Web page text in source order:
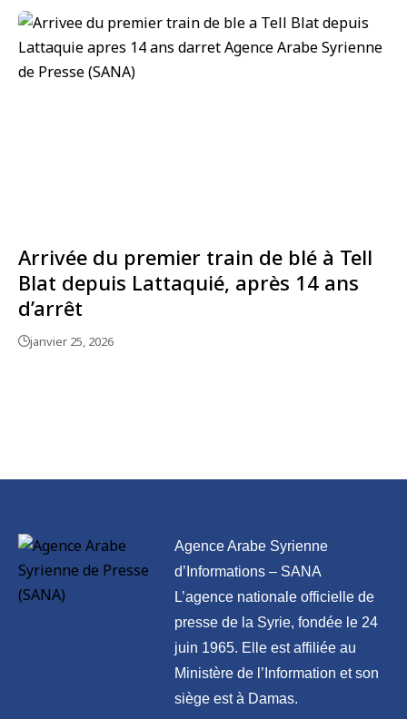
Arrivée du premier train de blé à Tell
Blat depuis Lattaquié, après 14 ans
d’arrêt
janvier 25, 2026
Agence Arabe Syrienne
d’Informations – SANA
L’agence nationale officielle de
presse de la Syrie, fondée le 24
juin 1965. Elle est affiliée au
Ministère de l’Information et son
siège est à Damas.